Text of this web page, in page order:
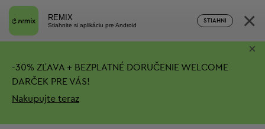
REMIX
Stiahnite si aplikáciu pre Android
STIAHNI ×
-30% ZĽAVA + BEZPLATNÉ DORUČENIE WELCOME
DARČEK PRE VÁS!
Nakupujte teraz
×